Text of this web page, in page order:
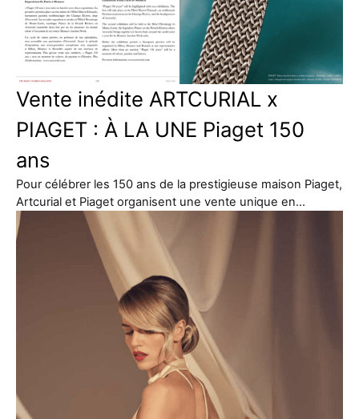
Vente inédite ARTCURIAL x
PIAGET : À LA UNE Piaget 150
ans
Pour célébrer les 150 ans de la prestigieuse maison Piaget,
Artcurial et Piaget organisent une vente unique en…